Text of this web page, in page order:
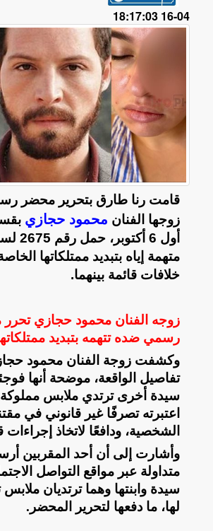
04-16 18:17:03
قامت رنا طارق بتحرير محضر
زوجها الفنان محمود حجازي
متهمة إياه بتبديد ممتلكاتها
خلافات قائمة بينهما.
زوجه الفنان محمود حجازي
رسمي ضده تتهمه بتبديد
وكشفت زوجة الفنان محمود
تفاصيل الواقعة، موضحة أنها
سيدة أخرى ترتدي ملابس مملوكة
اعتبرته تصرفًا غير قانوني في
الشخصية، ودافعًا لاتخاذ إجراءات
وأشارت إلى أن أحد المقربين
متداولة عبر مواقع التواصل
سيدة وابنتها وهما ترتديان ملابس
لها، ما دفعها لتحرير المحضر .